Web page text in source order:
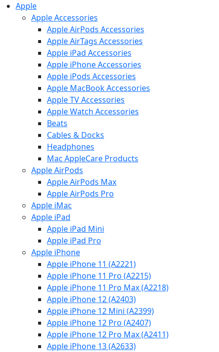
Apple
Apple Accessories
Apple AirPods Accessories
Apple AirTags Accessories
Apple iPad Accessories
Apple iPhone Accessories
Apple iPods Accessories
Apple MacBook Accessories
Apple TV Accessories
Apple Watch Accessories
Beats
Cables & Docks
Headphones
Mac AppleCare Products
Apple AirPods
Apple AirPods Max
Apple AirPods Pro
Apple iMac
Apple iPad
Apple iPad Mini
Apple iPad Pro
Apple iPhone
Apple iPhone 11 (A2221)
Apple iPhone 11 Pro (A2215)
Apple iPhone 11 Pro Max (A2218)
Apple iPhone 12 (A2403)
Apple iPhone 12 Mini (A2399)
Apple iPhone 12 Pro (A2407)
Apple iPhone 12 Pro Max (A2411)
Apple iPhone 13 (A2633)